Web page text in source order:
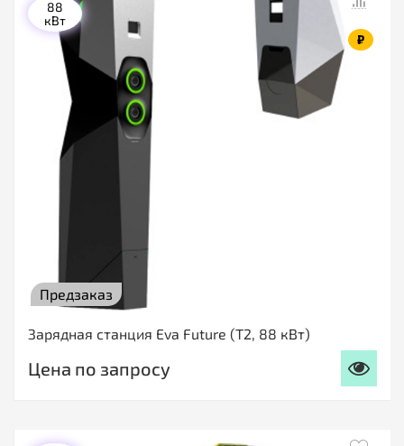
Предзаказ
Зарядная станция Eva Future (Т2, 88 кВт)
₽
88
кВт
Цена по запросу